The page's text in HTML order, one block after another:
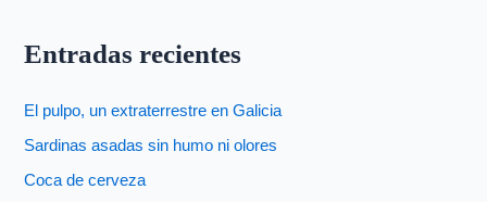
Entradas recientes
El pulpo, un extraterrestre en Galicia
Sardinas asadas sin humo ni olores
Coca de cerveza